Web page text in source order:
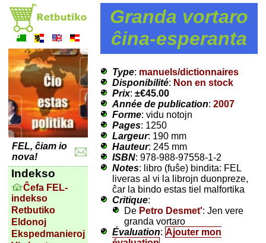
FEL, ĉiam io
nova!
Indekso
Ĉefa FEL-
indekso
Retbutiko
Eldonoj
Ekspedmanieroj
Granda vortaro
ĉina-esperanta
Type: manuels/dictionnaires
Disponibilité: Non en stock
Prix: ±€45.00
Année de publication: 2007
Forme: vidu notojn
Pages: 1250
Largeur: 190 mm
Hauteur: 245 mm
ISBN: 978-988-97558-1-2
Notes: libro (fuŝe) bindita: FEL
liveras al vi la librojn duonpreze,
ĉar la bindo estas tiel malfortika
Critique:
De Petro Desmet': Jen vere
granda vortaro
Évaluation: Ajouter mon